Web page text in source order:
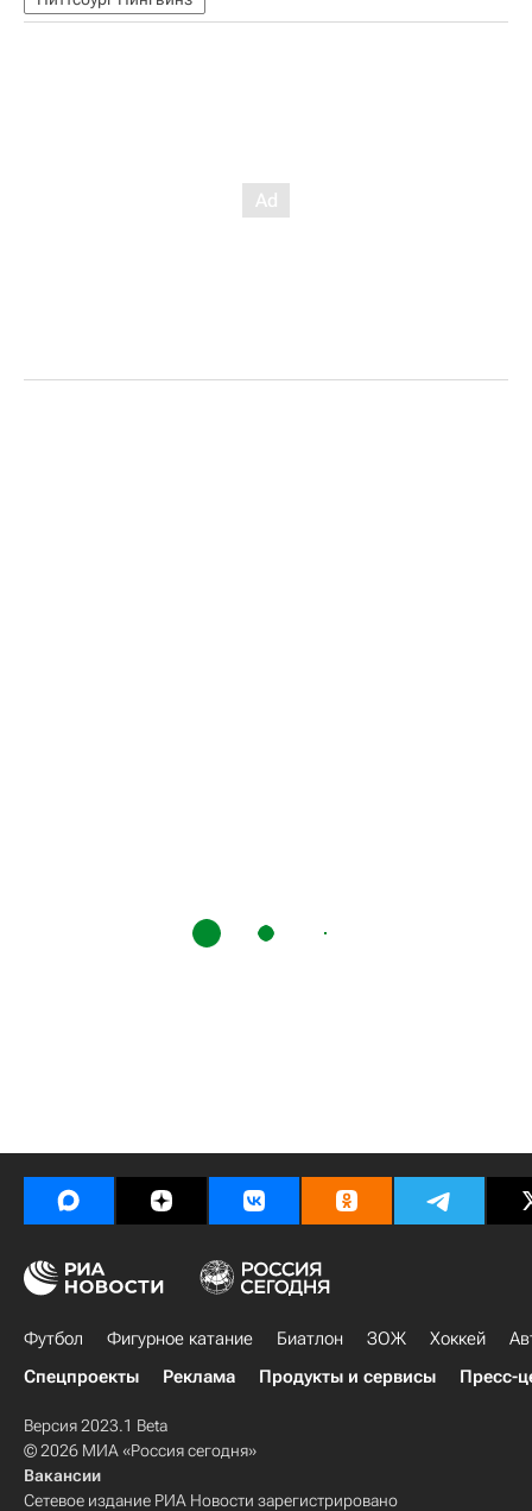
Футбол Фигурное катание Биатлон ЗОЖ Хоккей
Спецпроекты
Реклама Продукты и сервисы Пресс-
Версия 2023.1 Beta
© 2026 МИА «Россия сегодня»
Вакансии
Сетевое издание РИА Новости зарегистрировано